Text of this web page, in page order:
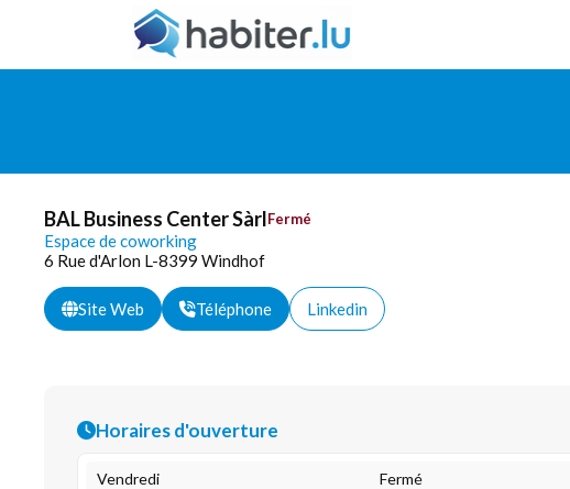
BAL Business Center SàrlFermé
Espace de coworking
6 Rue d'Arlon L-8399 Windhof
Site Web Téléphone Linkedin
Horaires d'ouverture
Vendredi
Fermé